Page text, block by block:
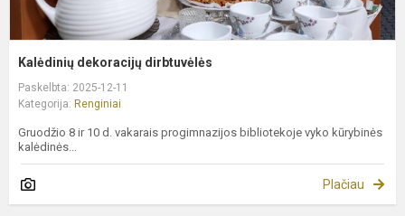
Kalėdinių dekoracijų dirbtuvėlės
Paskelbta: 2025-12-11
Kategorija: Renginiai
Gruodžio 8 ir 10 d. vakarais progimnazijos bibliotekoje vyko kūrybinės
kalėdinės...
Plačiau